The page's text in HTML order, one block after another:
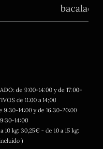
de 9:00-14:00 y de 17:00-
de 11:00 a 14;00
9:30-14:00 y de 16:30-20:00
14:00
10 kg: 30,25€ - de 10 a 15 kg:
)